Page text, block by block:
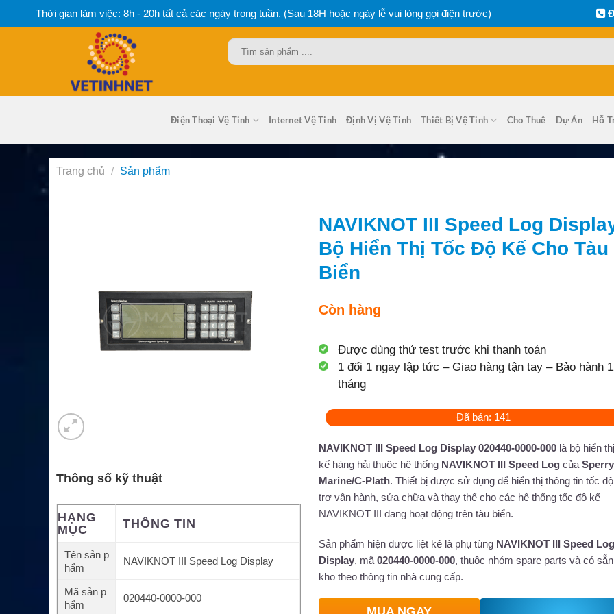
Thời gian làm việc: 8h - 20h tất cả các ngày trong tuần. (Sau 18H hoặc ngày lễ vui lòng gọi điện trước)
Tìm
kiếm:
Điện Thoại Vệ Tinh Internet Vệ Tinh Định Vị Vệ Tinh Thiết Bị Vệ Tinh Cho Thuê Dự Án Hỗ
Trang chủ / Sản phẩm
Thông số kỹ thuật
HẠNG
MỤC
THÔNG TIN
Tên sản p
hẩm
NAVIKNOT III Speed Log Display
Mã sản p
hẩm
020440-0000-000
NAVIKNOT III Speed Log
Bộ Hiển Thị Tốc Độ Kế Cho Tàu
Biển
Còn hàng
Được dùng thử test trước khi thanh toán
1 đổi 1 ngay lập tức – Giao hàng tận tay – Bảo hành
tháng
Đã bán: 141
NAVIKNOT III Speed Log Display 020440-0000-000là bộ hiển
kế hàng hải thuộc hệ thống NAVIKNOT III Speed Logcủa Sperry
Marine/C-Plath. Thiết bị được sử dụng để hiển thị thông tin tốc
trợ vận hành, sửa chữa và thay thế cho các hệ thống tốc độ kế
NAVIKNOT III đang hoạt động trên tàu biển.
Sản phẩm hiện được liệt kê là phụ tùng NAVIKNOT III Speed Log
Display, mã 020440-0000-000, thuộc nhóm spare parts và có
kho theo thông tin nhà cung cấp.
MUA NGAY